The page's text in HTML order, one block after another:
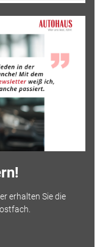
erhalten Sie die